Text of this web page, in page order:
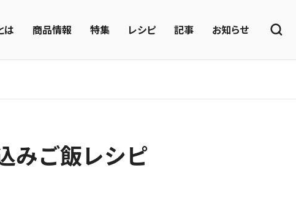
は 商品情報 特集 レシピ 記事 お知らせ
みご飯レシピ